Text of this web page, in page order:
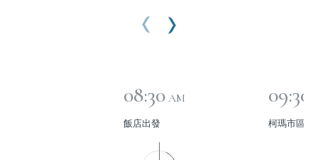
08:30 AM
飯店出發
09:30
柯瑪市區觀